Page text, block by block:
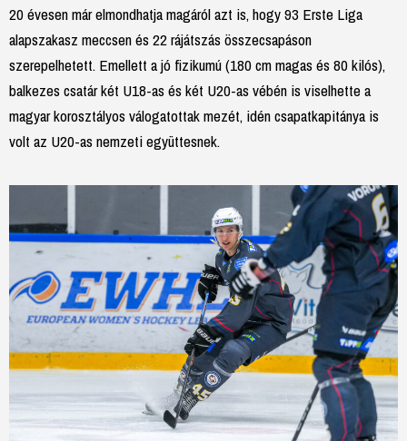
20 évesen már elmondhatja magáról azt is, hogy 93 Erste Liga
alapszakasz meccsen és 22 rájátszás összecsapáson
szerepelhetett. Emellett a jó fizikumú (180 cm magas és 80 kilós),
balkezes csatár két U18-as és két U20-as vébén is viselhette a
magyar korosztályos válogatottak mezét, idén csapatkapitánya is
volt az U20-as nemzeti együttesnek.